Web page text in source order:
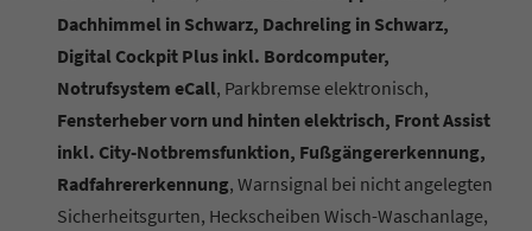
Dachhimmel in Schwarz, Dachreling in Schwarz,
Digital Cockpit Plus inkl. Bordcomputer,
Notrufsystem eCall, Parkbremse elektronisch,
Fensterheber vorn und hinten elektrisch, Front Assist
inkl. City-Notbremsfunktion, Fußgängererkennung,
Radfahrererkennung, Warnsignal bei nicht angelegten
Sicherheitsgurten, Heckscheiben Wisch-Waschanlage,